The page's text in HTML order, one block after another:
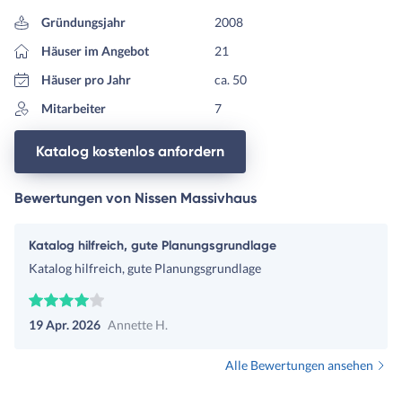
Gründungsjahr
2008
Häuser im Angebot
21
Häuser pro Jahr
ca. 50
Mitarbeiter
7
Katalog kostenlos anfordern
Bewertungen von Nissen Massivhaus
Katalog hilfreich, gute Planungsgrundlage
Katalog hilfreich, gute Planungsgrundlage
19 Apr. 2026 Annette H.
Alle Bewertungen ansehen